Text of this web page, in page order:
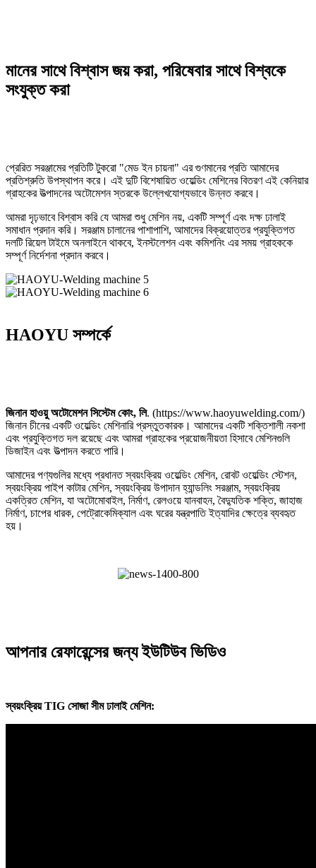
মানের সাথে বিশ্বাস জয় করা, পরিষেবার সাথে বিশ্বকে
সংযুক্ত করা
প্রেরিত সরঞ্জামের প্রতিটি টুকরো "মেড ইন চায়না" এর গুণমানের প্রতি আমাদের
প্রতিশ্রুতি উপস্থাপন করে। এই দুটি বিশেষায়িত ওয়েল্ডিং মেশিনের বিতরণ এই কেনিয়ার
গ্রাহকের উত্পাদনের অটোমেশন স্তরকে উল্লেখযোগ্যভাবে উন্নত করবে।
আমরা দৃঢ়ভাবে বিশ্বাস করি যে আমরা শুধু মেশিন নয়, একটি সম্পূর্ণ এবং দক্ষ ঢালাই
সমাধান প্রদান করি। সরঞ্জাম চালানের পাশাপাশি, আমাদের বিক্রয়োত্তর প্রযুক্তিগত
দলটি রিয়েল টাইমে অনলাইনে থাকবে, ইনস্টলেশন এবং কমিশনিং এর সময় গ্রাহককে
সম্পূর্ণ নির্দেশনা প্রদান করবে।
HAOYU সম্পর্কে
জিনান হাওয়ু অটোমেশন সিস্টেম কোং, লি. (https://www.haoyuwelding.com/)
জিনান চীনের একটি ওয়েল্ডিং মেশিনারি প্রস্তুতকারক। আমাদের একটি শক্তিশালী নকশা
এবং প্রযুক্তিগত দল রয়েছে এবং আমরা গ্রাহকের প্রয়োজনীয়তা হিসাবে মেশিনগুলি
ডিজাইন এবং উত্পাদন করতে পারি।
আমাদের পণ্যগুলির মধ্যে প্রধানত স্বয়ংক্রিয় ওয়েল্ডিং মেশিন, রোবট ওয়েল্ডিং স্টেশন,
স্বয়ংক্রিয় পাইপ কাটার মেশিন, স্বয়ংক্রিয় উপাদান হ্যান্ডলিং সরঞ্জাম, স্বয়ংক্রিয়
একত্রিত মেশিন, যা অটোমোবাইল, নির্মাণ, রেলওয়ে যানবাহন, বৈদ্যুতিক শক্তি, জাহাজ
নির্মাণ, চাপের ধারক, পেট্রোকেমিক্যাল এবং ঘরের যন্ত্রপাতি ইত্যাদির ক্ষেত্রে ব্যবহৃত
হয়।
আপনার রেফারেন্সের জন্য ইউটিউব ভিডিও
স্বয়ংক্রিয় TIG সোজা সীম ঢালাই মেশিন: